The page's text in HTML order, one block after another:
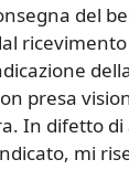
del
dal
presa
In difetto
mi